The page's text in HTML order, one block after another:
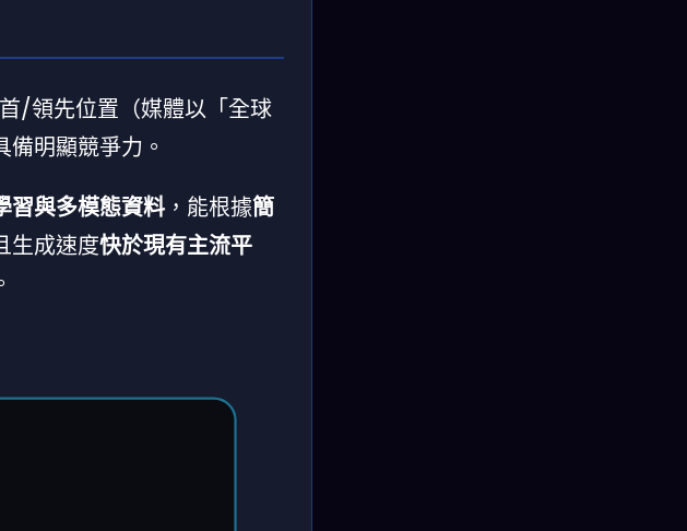
/領先位置（媒體以「全球
明顯競爭力。
習與多模態資料 ，能根據簡
生成速度快於現有主流平